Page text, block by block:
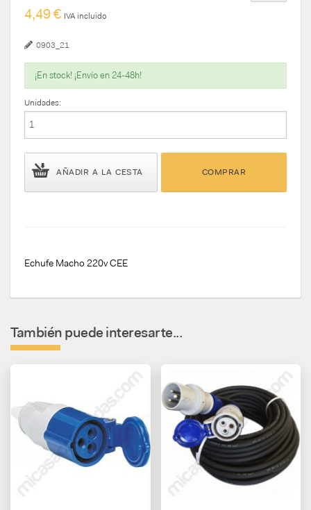
4,49 € IVA incluido
0903_21
¡En stock! ¡Envío en 24-48h!
Unidades:
AÑADIR A LA CESTA COMPRAR
Echufe Macho 220v CEE
También puede interesarte...